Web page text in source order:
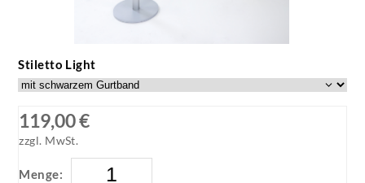
Stiletto Light
119,00 €
zzgl. MwSt.
Menge: